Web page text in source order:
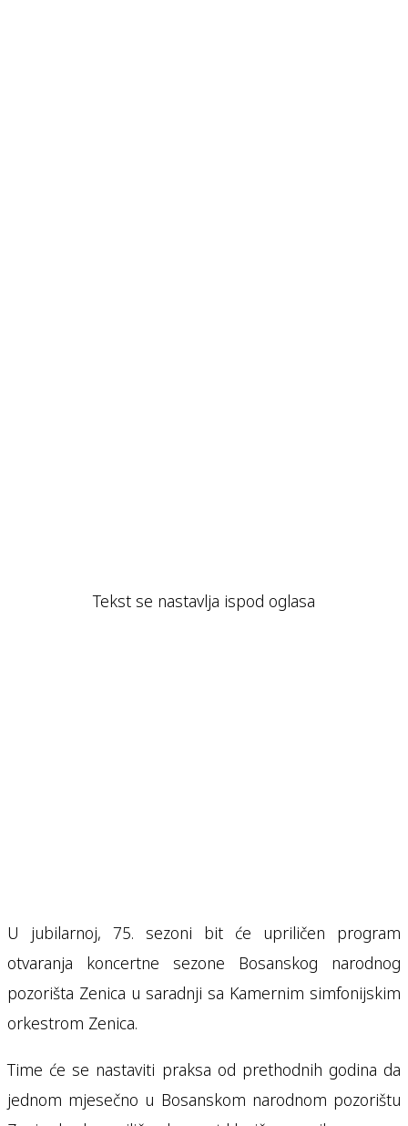
Tekst se nastavlja ispod oglasa
U jubilarnoj, 75. sezoni bit će upriličen program
otvaranja koncertne sezone Bosanskog narodnog
pozorišta Zenica u saradnji sa Kamernim simfonijskim
orkestrom Zenica.
Time će se nastaviti praksa od prethodnih godina da
jednom mjesečno u Bosanskom narodnom pozorištu